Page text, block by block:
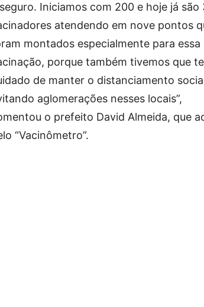
Iniciamos com 200 e hoje já são
atendendo em nove pontos
montados especialmente para essa
porque também tivemos que
de manter o distanciamento
aglomerações nesses locais”,
o prefeito David Almeida, que
“Vacinômetro”.